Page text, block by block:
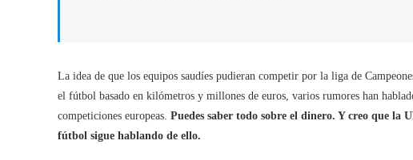
La idea de que los equipos saudíes pudieran competir por la liga de
el fútbol basado en kilómetros y millones de euros, varios rumores han
competiciones europeas. Puedes saber todo sobre el dinero. Y creo que la
fútbol sigue hablando de ello.